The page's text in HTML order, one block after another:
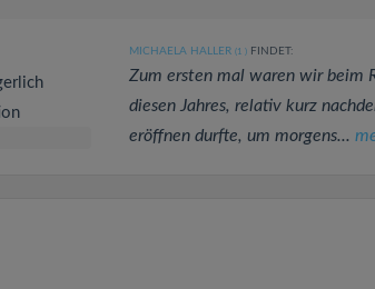
MICHAELA HALLER (1 )FINDET:
Zum ersten mal waren wir beim
diesen Jahres, relativ kurz
eröffnen durfte, um morgens...